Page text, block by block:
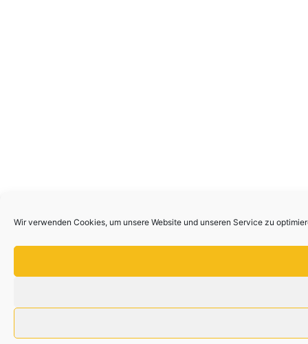
Wir verwenden Cookies, um unsere Website und unseren Service zu